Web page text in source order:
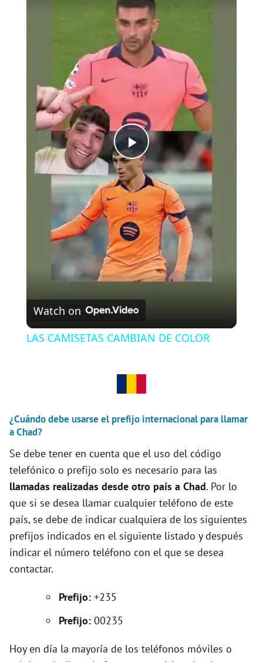
P
l
a
y
V
i
d
Watch on
LAS CAMISETAS CAMBIAN DE COLOR
¿Cuándo debe usarse el prefijo internacional para llamar
a Chad?
Se debe tener en cuenta que el uso del código
telefónico o prefijo solo es necesario para las
llamadas realizadas desde otro país a Chad. Por lo
que si se desea llamar cualquier teléfono de este
país, se debe de indicar cualquiera de los siguientes
prefijos indicados en el siguiente listado y después
indicar el número teléfono con el que se desea
contactar.
Prefijo: +235
Prefijo: 00235
Hoy en día la mayoría de los teléfonos móviles o